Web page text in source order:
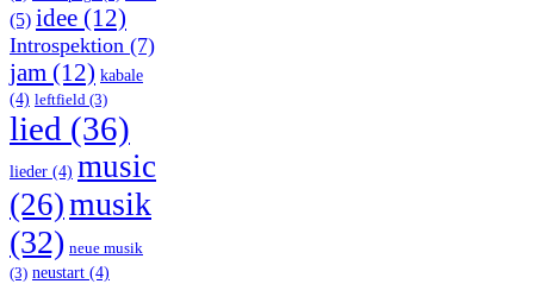
(5) idee (12)
Introspektion (7)
jam (12) kabale
(4) leftfield (3)
lied (36)
lieder (4) music
(26)musik
(32) neue musik
(3) neustart (4)